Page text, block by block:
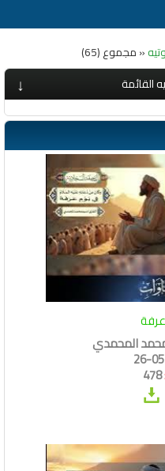
« مجموع (65)
↓ القائمة
المحمدي
478